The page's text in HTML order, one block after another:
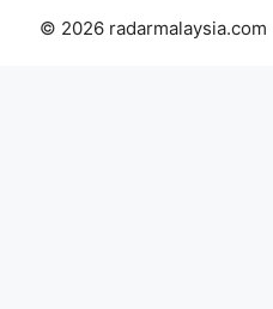
© 2026 radarmalaysia.com